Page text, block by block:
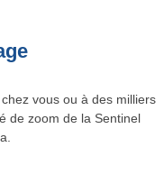
vous ou à des milliers
de zoom de la Sentinel